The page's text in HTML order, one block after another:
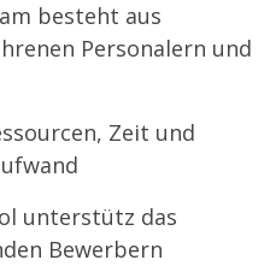
besteht aus
Personalern und
Zeit und
unterstütz das
Bewerbern